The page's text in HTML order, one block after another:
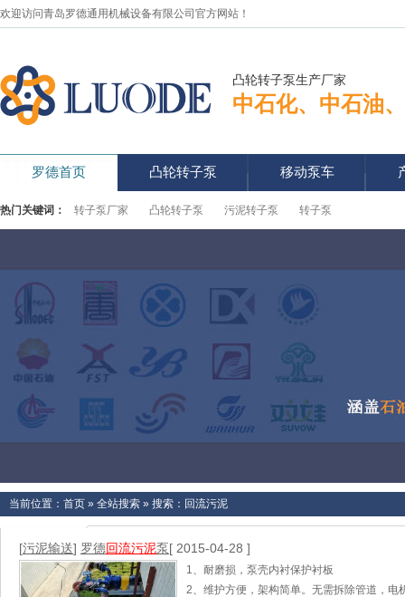
欢迎访问青岛罗德通用机械设备有限公司官方网站！
凸轮转子泵生产厂家
中石化、中石油
罗德首页 凸轮转子泵 移动泵车
热门关键词： 转子泵厂家 凸轮转子泵 污泥转子泵 转子泵
当前位置： 首页 » 全站搜索 » 搜索：回流污泥
[污泥输送] 罗德回流污泥泵[ 2015-04-28 ]
1、耐磨损，泵壳内衬保护衬板
2、维护方便，架构简单。无需拆除管道，电